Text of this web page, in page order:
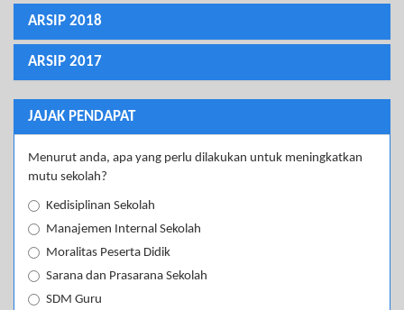
ARSIP 2018
ARSIP 2017
JAJAK PENDAPAT
Menurut anda, apa yang perlu dilakukan untuk meningkatkan
mutu sekolah?
Kedisiplinan Sekolah
Manajemen Internal Sekolah
Moralitas Peserta Didik
Sarana dan Prasarana Sekolah
SDM Guru